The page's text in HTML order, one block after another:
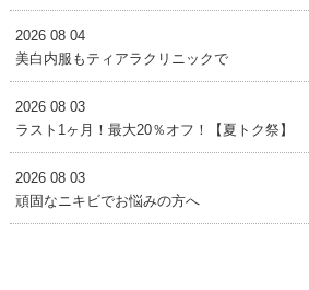
2026 08 04
美白内服もティアラクリニックで
2026 08 03
ラスト1ヶ月！最大20％オフ！【夏トク祭】
2026 08 03
頑固なニキビでお悩みの方へ